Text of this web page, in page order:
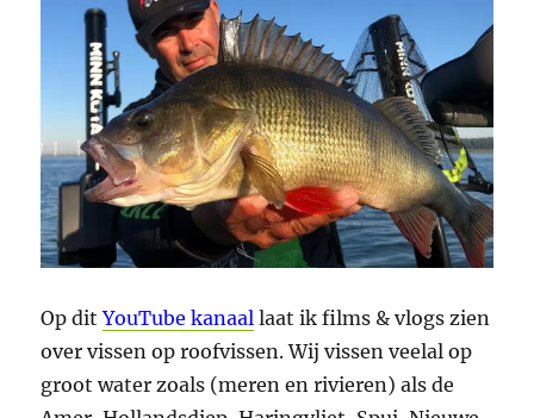
Op ditYouTube kanaal laat ik films & vlogs zien
over vissen op roofvissen. Wij vissen veelal op
groot water zoals (meren en rivieren) als de